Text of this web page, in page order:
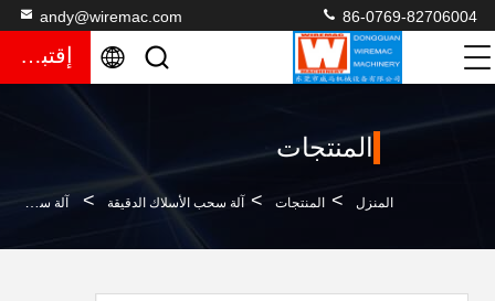
andy@wiremac.com 86-0769-82706004
إقتباس
المنتجات
المنزل > المنتجات > آلة سحب الأسلاك الدقيقة > آلة سحب الأسلاك الدقيقة الأوتوماتيكية بالكامل 400 فولت مع 4 كيلو وات